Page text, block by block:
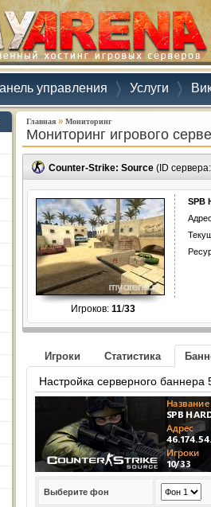
управления Услуги
Главная » Мониторинг
Мониторинг игрового
Counter-Strike: Source (ID
Игроков: 11/33
SPB
Игроки Статистика
Настройка серверного баннера
Выберите фон